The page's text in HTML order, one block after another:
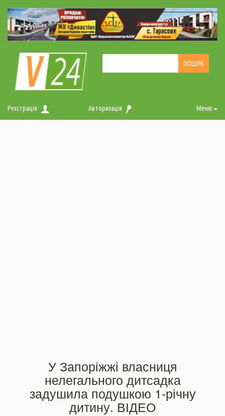
Реєстрація Авторизація Меню
У Запоріжжі власниця
нелегального дитсадка
задушила подушкою 1-річну
дитину. ВІДЕО